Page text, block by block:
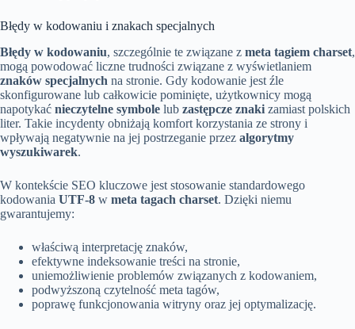
Błędy w kodowaniu i znakach specjalnych
Błędy w kodowaniu, szczególnie te związane z meta tagiem charset,
mogą powodować liczne trudności związane z wyświetlaniem
znaków specjalnych na stronie. Gdy kodowanie jest źle
skonfigurowane lub całkowicie pominięte, użytkownicy mogą
napotykać nieczytelne symbole lub zastępcze znaki zamiast polskich
liter. Takie incydenty obniżają komfort korzystania ze strony i
wpływają negatywnie na jej postrzeganie przez algorytmy
wyszukiwarek.
W kontekście SEO kluczowe jest stosowanie standardowego
kodowania UTF-8 w meta tagach charset. Dzięki niemu
gwarantujemy:
właściwą interpretację znaków,
efektywne indeksowanie treści na stronie,
uniemożliwienie problemów związanych z kodowaniem,
podwyższoną czytelność meta tagów,
poprawę funkcjonowania witryny oraz jej optymalizację.